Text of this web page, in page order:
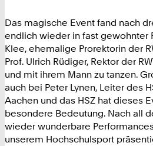
Das magische Event fand nach
endlich wieder in fast gewohnter
Klee, ehemalige Prorektorin der
Prof. Ulrich Rüdiger, Rektor der
und mit ihrem Mann zu tanzen.
auch bei Peter Lynen, Leiter des
Aachen und das HSZ hat dieses
besondere Bedeutung. Nach all
wieder wunderbare
unserem Hochschulsport